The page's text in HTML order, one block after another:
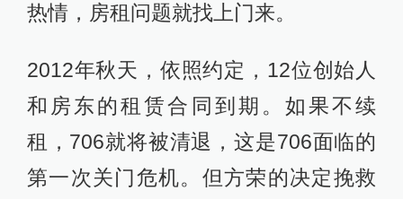
热情，房租问题就找上门来。
2012年秋天，依照约定，12位创始人
和房东的租赁合同到期。如果不续
租，706就将被清退，这是706面临的
第一次关门危机。但方荣的决定挽救